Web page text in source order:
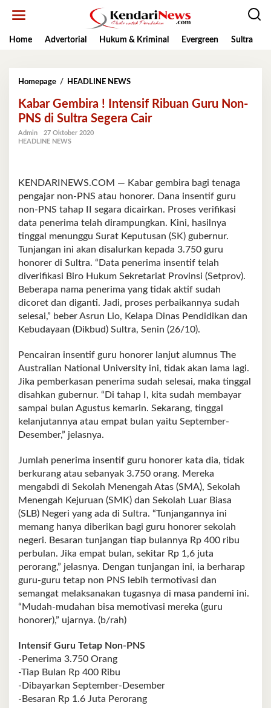
Home
Advertorial Hukum & Kriminal Evergreen Sultra
Homepage / HEADLINE NEWSKabar
!
Intensif
Ribuan
Sultra
Cair
Kabar Gembira ! Intensif Ribuan Guru Non-
PNS di Sultra Segera Cair
Admin
27 Oktober 2020
HEADLINE NEWS
KENDARINEWS.COM — Kabar gembira bagi tenaga
pengajar non-PNS atau honorer. Dana insentif guru
non-PNS tahap II segara dicairkan. Proses verifikasi
data penerima telah dirampungkan. Kini, hasilnya
tinggal menunggu Surat Keputusan (SK) gubernur.
Tunjangan ini akan disalurkan kepada 3.750 guru
honorer di Sultra. “Data penerima insentif telah
diverifikasi Biro Hukum Sekretariat Provinsi (Setprov).
Beberapa nama penerima yang tidak aktif sudah
dicoret dan diganti. Jadi, proses perbaikannya sudah
selesai,” beber Asrun Lio, Kelapa Dinas Pendidikan dan
Kebudayaan (Dikbud) Sultra, Senin (26/10).
Pencairan insentif guru honorer lanjut alumnus The
Australian National University ini, tidak akan lama lagi.
Jika pemberkasan penerima sudah selesai, maka tinggal
disahkan gubernur. “Di tahap I, kita sudah membayar
sampai bulan Agustus kemarin. Sekarang, tinggal
kelanjutannya atau empat bulan yaitu September-
Desember,” jelasnya.
Jumlah penerima insentif guru honorer kata dia, tidak
berkurang atau sebanyak 3.750 orang. Mereka
mengabdi di Sekolah Menengah Atas (SMA), Sekolah
Menengah Kejuruan (SMK) dan Sekolah Luar Biasa
(SLB) Negeri yang ada di Sultra. “Tunjangannya ini
memang hanya diberikan bagi guru honorer sekolah
negeri. Besaran tunjangan tiap bulannya Rp 400 ribu
perbulan. Jika empat bulan, sekitar Rp 1,6 juta
perorang,” jelasnya. Dengan tunjangan ini, ia berharap
guru-guru tetap non PNS lebih termotivasi dan
semangat melaksanakan tugasnya di masa pandemi ini.
“Mudah-mudahan bisa memotivasi mereka (guru
honorer),” ujarnya. (b/rah)
Intensif Guru Tetap Non-PNS
-Penerima 3.750 Orang
-Tiap Bulan Rp 400 Ribu
-Dibayarkan September-Desember
-Besaran Rp 1.6 Juta Perorang